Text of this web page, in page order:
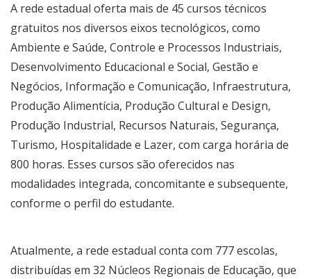
A rede estadual oferta mais de 45 cursos técnicos
gratuitos nos diversos eixos tecnológicos, como
Ambiente e Saúde, Controle e Processos Industriais,
Desenvolvimento Educacional e Social, Gestão e
Negócios, Informação e Comunicação, Infraestrutura,
Produção Alimentícia, Produção Cultural e Design,
Produção Industrial, Recursos Naturais, Segurança,
Turismo, Hospitalidade e Lazer, com carga horária de
800 horas. Esses cursos são oferecidos nas
modalidades integrada, concomitante e subsequente,
conforme o perfil do estudante.
Atualmente, a rede estadual conta com 777 escolas,
distribuídas em 32 Núcleos Regionais de Educação, que